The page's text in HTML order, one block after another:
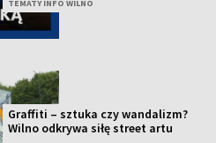
TEMATY INFO WILNO
Graffiti – sztuka czy wandalizm?
Wilno odkrywa siłę street artu